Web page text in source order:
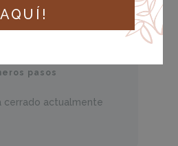
pasos
cerrado actualmente
AQUÍ!